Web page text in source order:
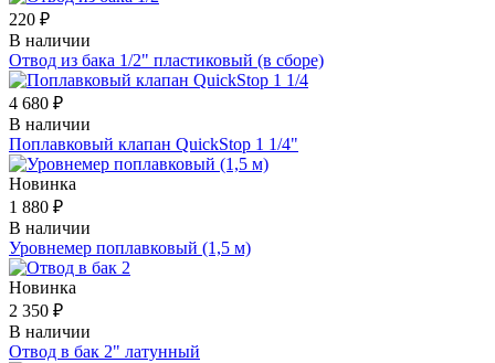
220 ₽
В наличии
Отвод из бака 1/2" пластиковый (в сборе)
4 680 ₽
В наличии
Поплавковый клапан QuickStop 1 1/4"
Новинка
1 880 ₽
В наличии
Уровнемер поплавковый (1,5 м)
Новинка
2 350 ₽
В наличии
Отвод в бак 2" латунный